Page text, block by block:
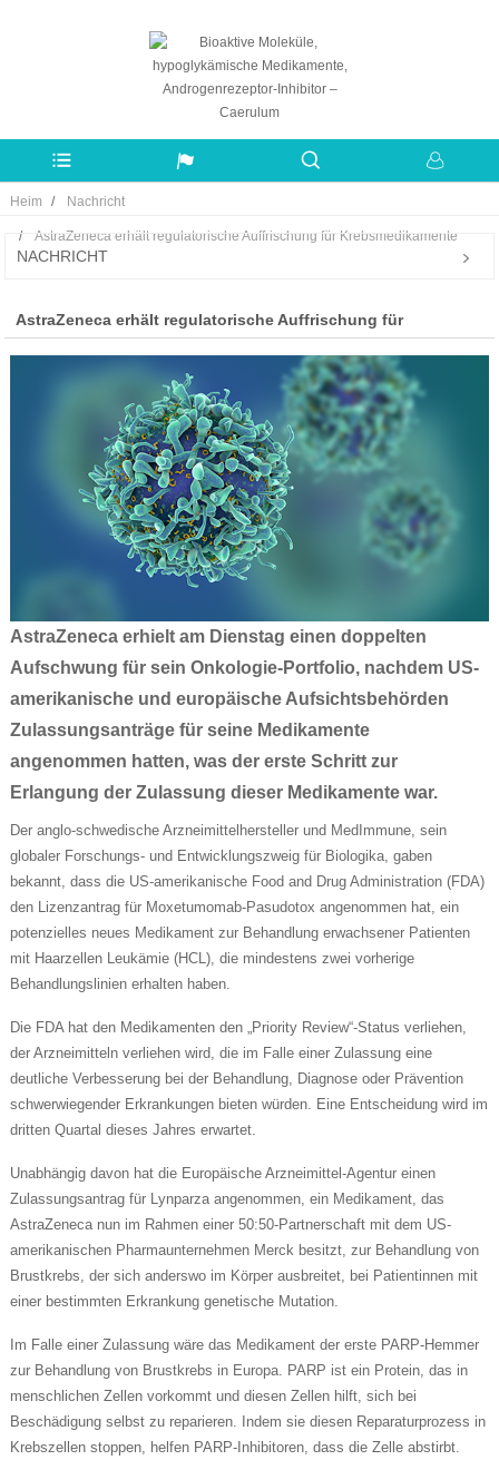
Heim Nachricht
AstraZeneca erhält regulatorische Auffrischung für Krebsmedikamente
NACHRICHT
AstraZeneca erhält regulatorische Auffrischung für
Krebsmedikamente
AstraZeneca erhielt am Dienstag einen doppelten
Aufschwung für sein Onkologie-Portfolio, nachdem US-
amerikanische und europäische Aufsichtsbehörden
Zulassungsanträge für seine Medikamente
angenommen hatten, was der erste Schritt zur
Erlangung der Zulassung dieser Medikamente war.
Der anglo-schwedische Arzneimittelhersteller und MedImmune, sein
globaler Forschungs- und Entwicklungszweig für Biologika, gaben
bekannt, dass die US-amerikanische Food and Drug Administration (FDA)
den Lizenzantrag für Moxetumomab-Pasudotox angenommen hat, ein
potenzielles neues Medikament zur Behandlung erwachsener Patienten
mit Haarzellen Leukämie (HCL), die mindestens zwei vorherige
Behandlungslinien erhalten haben.
Die FDA hat den Medikamenten den „Priority Review“-Status verliehen,
der Arzneimitteln verliehen wird, die im Falle einer Zulassung eine
deutliche Verbesserung bei der Behandlung, Diagnose oder Prävention
schwerwiegender Erkrankungen bieten würden. Eine Entscheidung wird im
dritten Quartal dieses Jahres erwartet.
Unabhängig davon hat die Europäische Arzneimittel-Agentur einen
Zulassungsantrag für Lynparza angenommen, ein Medikament, das
AstraZeneca nun im Rahmen einer 50:50-Partnerschaft mit dem US-
amerikanischen Pharmaunternehmen Merck besitzt, zur Behandlung von
Brustkrebs, der sich anderswo im Körper ausbreitet, bei Patientinnen mit
einer bestimmten Erkrankung genetische Mutation.
Im Falle einer Zulassung wäre das Medikament der erste PARP-Hemmer
zur Behandlung von Brustkrebs in Europa. PARP ist ein Protein, das in
menschlichen Zellen vorkommt und diesen Zellen hilft, sich bei
Beschädigung selbst zu reparieren. Indem sie diesen Reparaturprozess in
Krebszellen stoppen, helfen PARP-Inhibitoren, dass die Zelle abstirbt.